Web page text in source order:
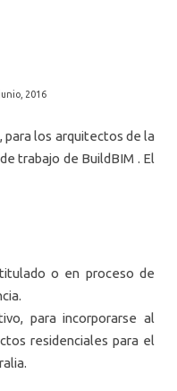
2016
para los arquitectos de la
trabajo de BuildBIM . El
o en proceso de
para incorporarse al
residenciales para el